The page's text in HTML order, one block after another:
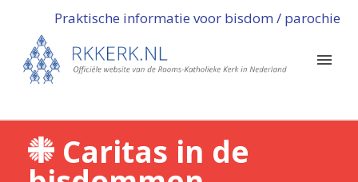
Praktische informatie voor bisdom / parochie
Caritas in de